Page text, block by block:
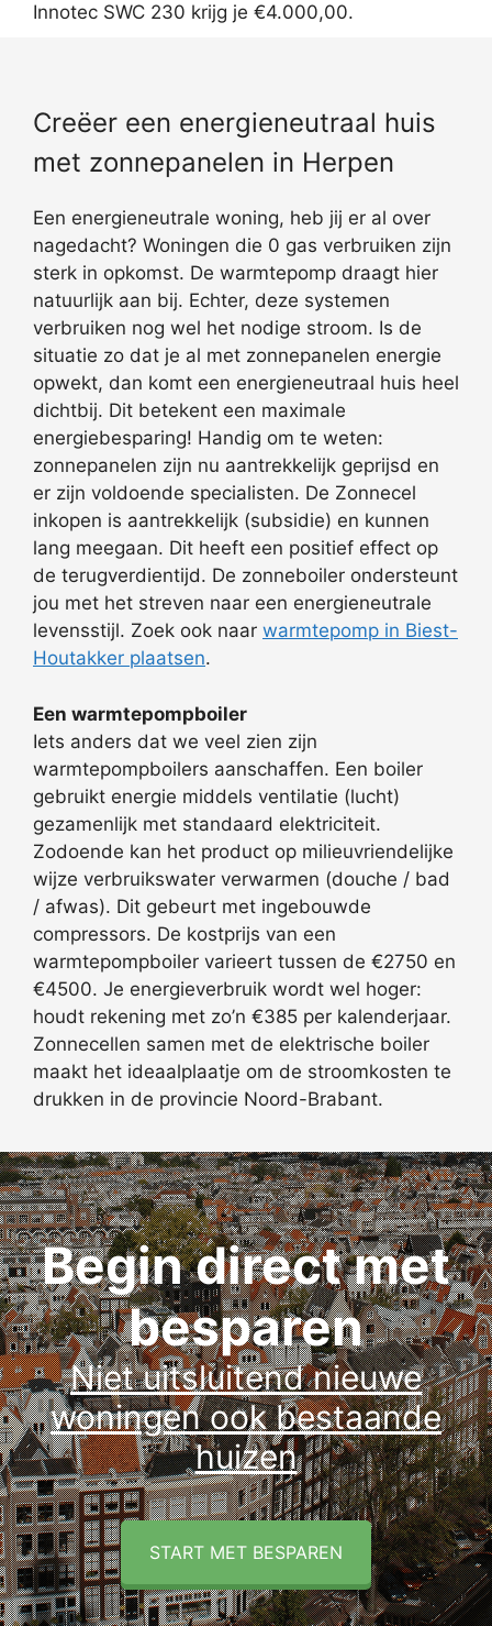
Innotec SWC 230 krijg je €4.000,00.
Creëer een energieneutraal huis
met zonnepanelen in Herpen
Een energieneutrale woning, heb jij er al over
nagedacht? Woningen die 0 gas verbruiken zijn
sterk in opkomst. De warmtepomp draagt hier
natuurlijk aan bij. Echter, deze systemen
verbruiken nog wel het nodige stroom. Is de
situatie zo dat je al met zonnepanelen energie
opwekt, dan komt een energieneutraal huis heel
dichtbij. Dit betekent een maximale
energiebesparing! Handig om te weten:
zonnepanelen zijn nu aantrekkelijk geprijsd en
er zijn voldoende specialisten. De Zonnecel
inkopen is aantrekkelijk (subsidie) en kunnen
lang meegaan. Dit heeft een positief effect op
de terugverdientijd. De zonneboiler ondersteunt
jou met het streven naar een energieneutrale
levensstijl. Zoek ook naar warmtepomp in Biest-
Houtakker plaatsen.
Een warmtepompboiler
Iets anders dat we veel zien zijn
warmtepompboilers aanschaffen. Een boiler
gebruikt energie middels ventilatie (lucht)
gezamenlijk met standaard elektriciteit.
Zodoende kan het product op milieuvriendelijke
wijze verbruikswater verwarmen (douche / bad
/ afwas). Dit gebeurt met ingebouwde
compressors. De kostprijs van een
warmtepompboiler varieert tussen de €2750 en
€4500. Je energieverbruik wordt wel hoger:
houdt rekening met zo’n €385 per kalenderjaar.
Zonnecellen samen met de elektrische boiler
maakt het ideaalplaatje om de stroomkosten te
drukken in de provincie Noord-Brabant.
Begin direct met
besparen
Niet uitsluitend nieuwe
woningen ook bestaande
huizen
START MET BESPAREN